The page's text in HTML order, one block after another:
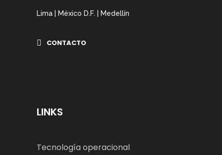
Lima | México D.F. | Medellín
CONTACTO
LINKS
Tecnología operacional